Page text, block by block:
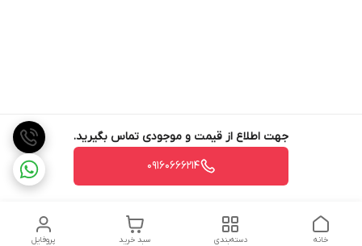
جهت اطلاع از قیمت و موجودی تماس بگیرید.
09160666214
پروفایل سبد خرید دسته‌بندی خانه